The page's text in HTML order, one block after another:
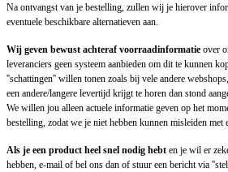
Na ontvangst van je bestelling, zullen wij je hierover
eventuele beschikbare alternatieven aan.
Wij geven bewust achteraf voorraadinformatie over
leveranciers geen systeem aanbieden om dit te kunnen
''schattingen'' willen tonen zoals bij vele andere
een andere/langere levertijd krijgt te horen dan stond
We willen jou alleen actuele informatie geven op het
bestelling, zodat we je niet hebben kunnen misleiden met
Als je een product heel snel nodig hebt en je wil er
hebben, e-mail of bel ons dan of stuur een bericht via